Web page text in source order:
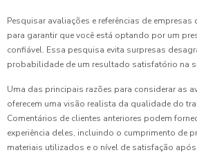
Pesquisar avaliações e referências de
para garantir que você está optando por um
confiável. Essa pesquisa evita surpresas
probabilidade de um resultado satisfatório na
Uma das principais razões para considerar as
oferecem uma visão realista da qualidade do
Comentários de clientes anteriores podem
experiência deles, incluindo o cumprimento de
materiais utilizados e o nível de satisfação